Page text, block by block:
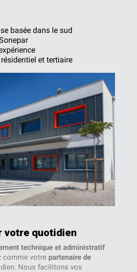
basée dans le sud
et tertiaire
votre quotidien
technique et administratif
comme votre partenaire de
Nous facilitons vos